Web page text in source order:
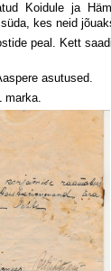
Koidule ja
kes neid
peal. Kett
asutused.
marka.